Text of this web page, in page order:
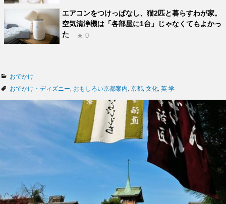
エアコンをつけっぱなし、猫2匹と暮らすわが家。
空気清浄機は「各部屋に1台」じゃなくてもよかっ
た
★ 0
カ
テ
おでかけ
タ
おでかけ・ディズニー おもしろい京都案内 京都 文化 英 学